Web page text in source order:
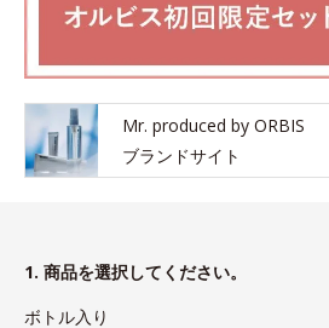
Mr. produced by ORBIS
ブランドサイト
1. 商品を選択してください。
ボトル入り